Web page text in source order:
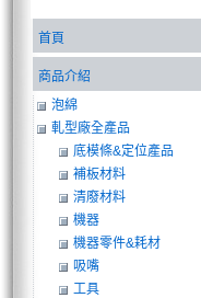
首頁
商品介紹
泡綿
軋型廠全產品
底模條&定位產品
補板材料
清廢材料
機器
機器零件&耗材
吸嘴
工具